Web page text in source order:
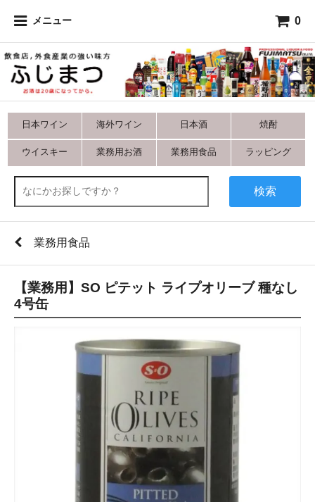
メニュー 0
日本ワイン 海外ワイン 日本酒 焼酎
ウイスキー 業務用お酒 業務用食品 ラッピング
検索
業務用食品
【業務用】SO ピテット ライプオリーブ 種なし
4号缶